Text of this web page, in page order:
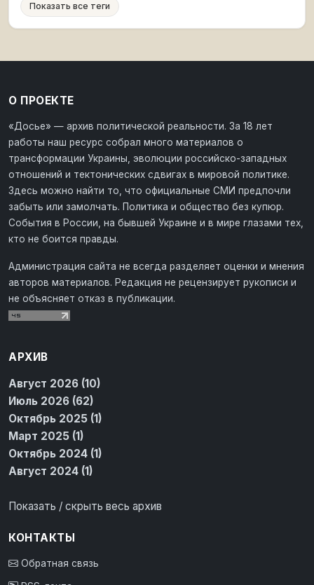
Показать все теги
О ПРОЕКТЕ
«Досье» — архив политической реальности. За 18 лет
работы наш ресурс собрал много материалов о
трансформации Украины, эволюции российско-западных
отношений и тектонических сдвигах в мировой политике.
Здесь можно найти то, что официальные СМИ предпочли
забыть или замолчать. Политика и общество без купюр.
События в России, на бывшей Украине и в мире глазами тех,
кто не боится правды.
Администрация сайта не всегда разделяет оценки и мнения
авторов материалов. Редакция не рецензирует рукописи и
не объясняет отказ в публикации.
АРХИВ
Август 2026 (10)
Июль 2026 (62)
Октябрь 2025 (1)
Март 2025 (1)
Октябрь 2024 (1)
Август 2024 (1)
Показать / скрыть весь архив
КОНТАКТЫ
Обратная связь